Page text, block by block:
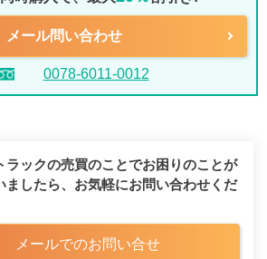
メール問い合わせ
0078-6011-0012
ラックの売買のことでお困りのことが
ましたら、 お気軽にお問い合わせくだ
メールでのお問い合せ